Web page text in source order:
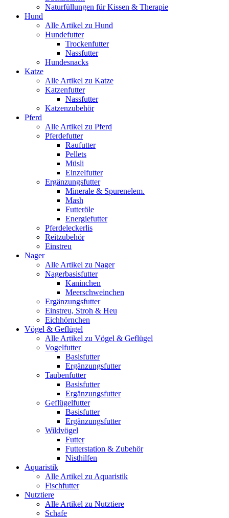
Naturfüllungen für Kissen & Therapie
Hund
Alle Artikel zu Hund
Hundefutter
Trockenfutter
Nassfutter
Hundesnacks
Katze
Alle Artikel zu Katze
Katzenfutter
Nassfutter
Katzenzubehör
Pferd
Alle Artikel zu Pferd
Pferdefutter
Raufutter
Pellets
Müsli
Einzelfutter
Ergänzungsfutter
Minerale & Spurenelem.
Mash
Futteröle
Energiefutter
Pferdeleckerlis
Reitzubehör
Einstreu
Nager
Alle Artikel zu Nager
Nagerbasisfutter
Kaninchen
Meerschweinchen
Ergänzungsfutter
Einstreu, Stroh & Heu
Eichhörnchen
Vögel & Geflügel
Alle Artikel zu Vögel & Geflügel
Vogelfutter
Basisfutter
Ergänzungsfutter
Taubenfutter
Basisfutter
Ergänzungsfutter
Geflügelfutter
Basisfutter
Ergänzungsfutter
Wildvögel
Futter
Futterstation & Zubehör
Nisthilfen
Aquaristik
Alle Artikel zu Aquaristik
Fischfutter
Nutztiere
Alle Artikel zu Nutztiere
Schafe